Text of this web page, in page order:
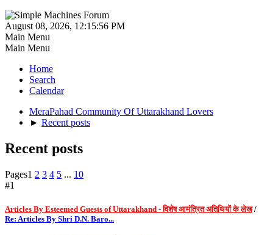
August 08, 2026, 12:15:56 PM
Main Menu
Main Menu
Home
Search
Calendar
MeraPahad Community Of Uttarakhand Lovers
► Recent posts
Recent posts
Pages1 2 3 4 5 ... 10
#1
Articles By Esteemed Guests of Uttarakhand - विशेष आमंत्रित अतिथियों के लेख/
Re: Articles By Shri D.N. Baro...